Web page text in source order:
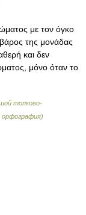
με τον όγκο
της μονάδας
και δεν
μόνο όταν το
толково-
орфография)